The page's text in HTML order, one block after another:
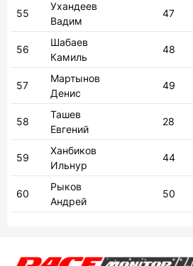
55
Ухандеев
Вадим
47
56
Шабаев
Камиль
48
57
Мартынов
Денис
49
58
Ташев
Евгений
28
59
Ханбиков
Ильнур
44
60
Рыков
Андрей
50